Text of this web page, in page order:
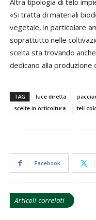
Altra tipologia di telo
«Si tratta di materiali
vegetale, in particolare
soprattutto nelle
scelta sta trovando
dedicano alla
TAG luce diretta
scelte in orticoltura
teli
Facebook
Articoli correlati